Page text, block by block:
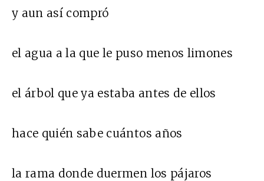
y aun así compró
el agua a la que le puso menos limones
el árbol que ya estaba antes de ellos
hace quién sabe cuántos años
la rama donde duermen los pájaros